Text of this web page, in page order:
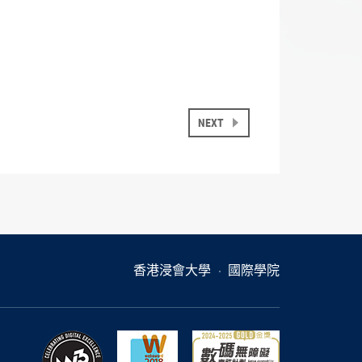
NEXT
香港浸會大學 國際學院